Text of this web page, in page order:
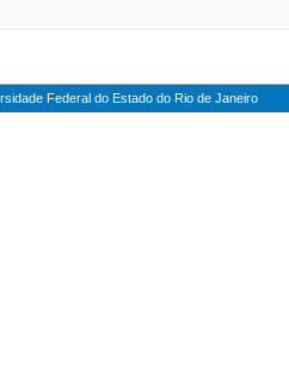
Federal do Estado do Rio de Janeiro